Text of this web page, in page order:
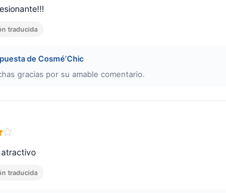
traducida
de Cosmé’Chic
gracias por su amable comentario.
5
traducida